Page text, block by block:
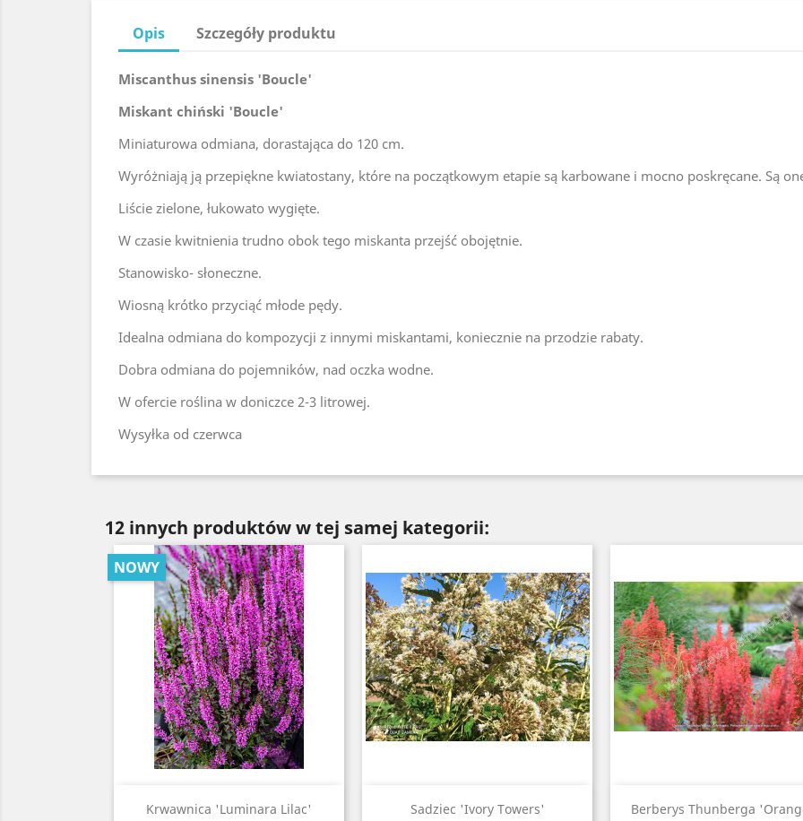
Opis Szczegóły produktu
Miscanthus sinensis 'Boucle'
Miskant chiński 'Boucle'
Miniaturowa odmiana, dorastająca do 120 cm.
Wyróżniają ją przepiękne kwiatostany, które na początkowym etapie są karbowane i mocno poskręcane. Są
Liście zielone, łukowato wygięte.
W czasie kwitnienia trudno obok tego miskanta przejść obojętnie.
Stanowisko- słoneczne.
Wiosną krótko przyciąć młode pędy.
Idealna odmiana do kompozycji z innymi miskantami, koniecznie na przodzie rabaty.
Dobra odmiana do pojemników, nad oczka wodne.
W ofercie roślina w doniczce 2-3 litrowej.
Wysyłka od czerwca
12 innych produktów w tej samej kategorii:
Krwawnica 'Luminara Lilac'
NOWY
Szybki podgląd Sadziec 'Ivory Towers'
Szybki podgląd Berberys Thunberga
Szybki podgląd